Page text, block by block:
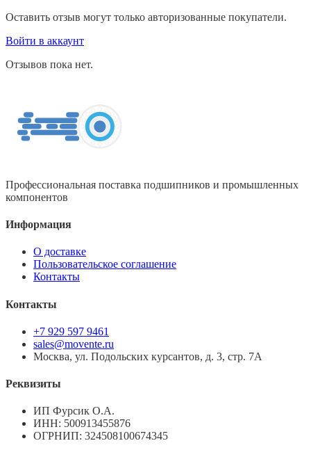
Оставить отзыв могут только авторизованные покупатели.
Войти в аккаунт
Отзывов пока нет.
Профессиональная поставка подшипников и промышленных
компонентов
Информация
О доставке
Пользовательское соглашение
Контакты
Контакты
+7 929 597 9461
sales@movente.ru
Москва, ул. Подольских курсантов, д. 3, стр. 7А
Реквизиты
ИП Фурсик О.А.
ИНН: 500913455876
ОГРНИП: 324508100674345